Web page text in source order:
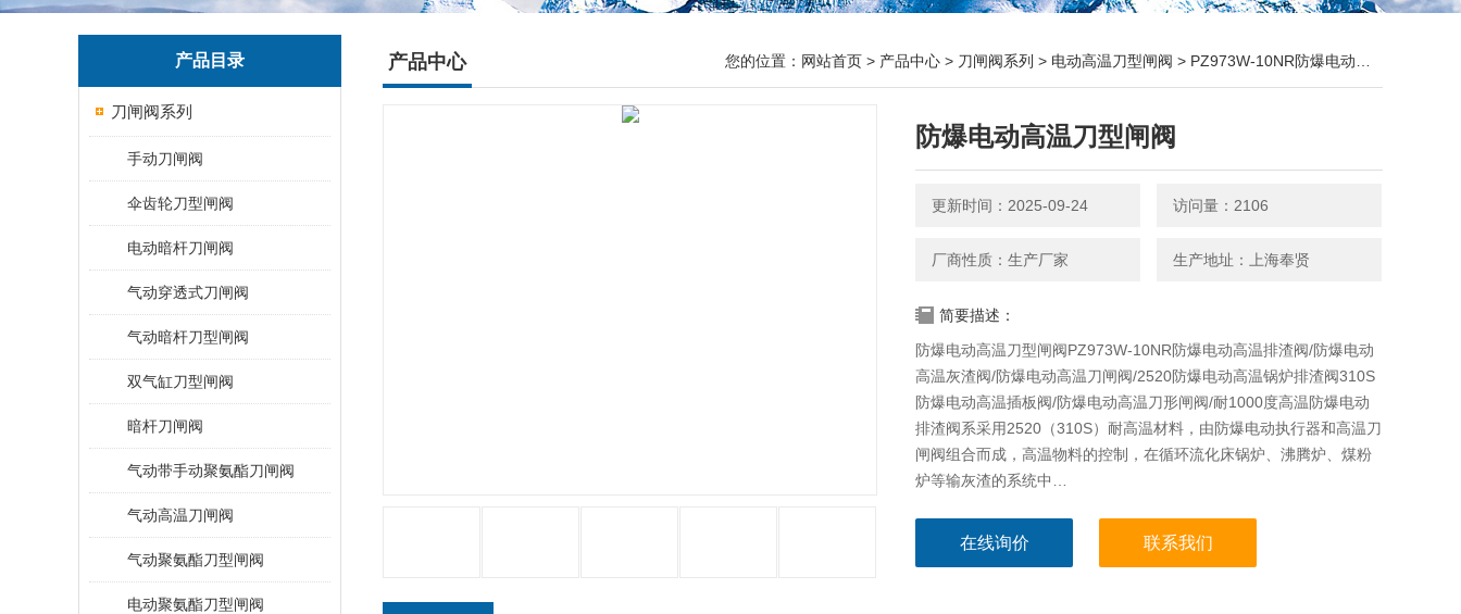
产品目录
刀闸阀系列
手动刀闸阀
伞齿轮刀型闸阀
电动暗杆刀闸阀
气动穿透式刀闸阀
气动暗杆刀型闸阀
双气缸刀型闸阀
暗杆刀闸阀
气动带手动聚氨酯刀闸阀
气动高温刀闸阀
气动聚氨酯刀型闸阀
电动聚氨酯刀型闸阀
产品中心 您的位置： 网站首页 > 产品中心 > 刀闸阀系列 > 电动高温刀型闸阀 > PZ973W-10NR防爆电动高温刀型闸阀
防爆电动高温刀型闸阀
更新时间：2025-09-24 访问量：2106
厂商性质：生产厂家 生产地址：上海奉贤
简要描述：
防爆电动高温刀型闸阀PZ973W-10NR防爆电动高温排渣阀/防爆电动
高温灰渣阀/防爆电动高温刀闸阀/2520防爆电动高温锅炉排渣阀310S
防爆电动高温插板阀/防爆电动高温刀形闸阀/耐1000度高温防爆电动
排渣阀系采用2520（310S）耐高温材料，由防爆电动执行器和高温刀
闸阀组合而成，高温物料的控制，在循环流化床锅炉、沸腾炉、煤粉
炉等输灰渣的系统中…
在线询价 联系我们